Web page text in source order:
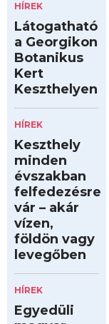
HÍREK
Látogatható
a Georgikon
Botanikus
Kert
Keszthelyen
HÍREK
Keszthely
minden
évszakban
felfedezésre
vár – akár
vízen,
földön vagy
levegőben
HÍREK
Egyedüli